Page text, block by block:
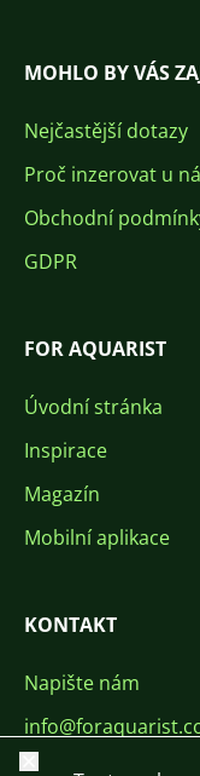
MOHLO BY VÁS
Nejčastější dotazy
Proč inzerovat u
Obchodní
GDPR
FOR AQUARIST
Úvodní stránka
Inspirace
Magazín
Mobilní aplikace
KONTAKT
Napište nám
+420 603 449 602
Zavřít